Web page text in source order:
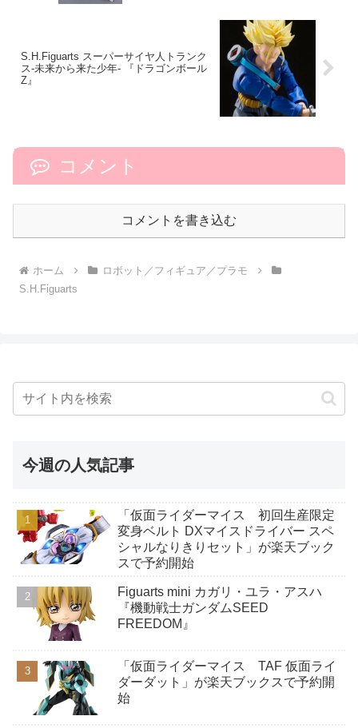
S.H.Figuarts スーパーサイヤ人トランク
ス-未来から来た少年- 『ドラゴンボール
Z』
コメント
コメントを書き込む
ホーム
ロボット／フィギュア／プラモ
S.H.Figuarts
今週の人気記事
「仮面ライダーマイス 初回生産限定
変身ベルト DXマイスドライバー スペ
シャルなりきりセット」が楽天ブック
スで予約開始
Figuarts mini カガリ・ユラ・アスハ
『機動戦士ガンダムSEED
FREEDOM』
「仮面ライダーマイス TAF 仮面ライ
ダーダット」が楽天ブックスで予約開
始